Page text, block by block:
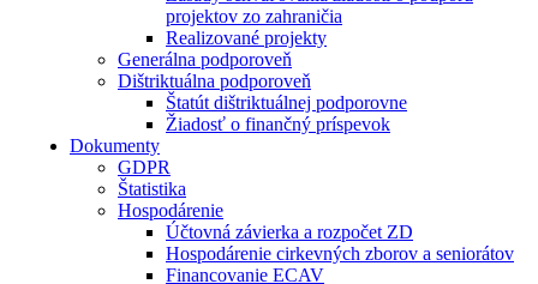
projektov zo zahraničia
Realizované projekty
Generálna podporoveň
Dištriktuálna podporoveň
Štatút dištriktuálnej podporovne
Žiadosť o finančný príspevok
Dokumenty
GDPR
Štatistika
Hospodárenie
Účtovná závierka a rozpočet ZD
Hospodárenie cirkevných zborov a seniorátov
Financovanie ECAV